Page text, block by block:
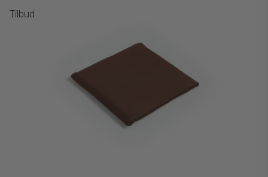
Tilbud